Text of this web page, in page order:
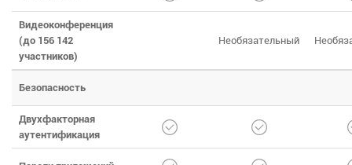
Видеоконференция
(до 156 142
участников)
Необязательный
Безопасность
Двухфакторная
аутентификация